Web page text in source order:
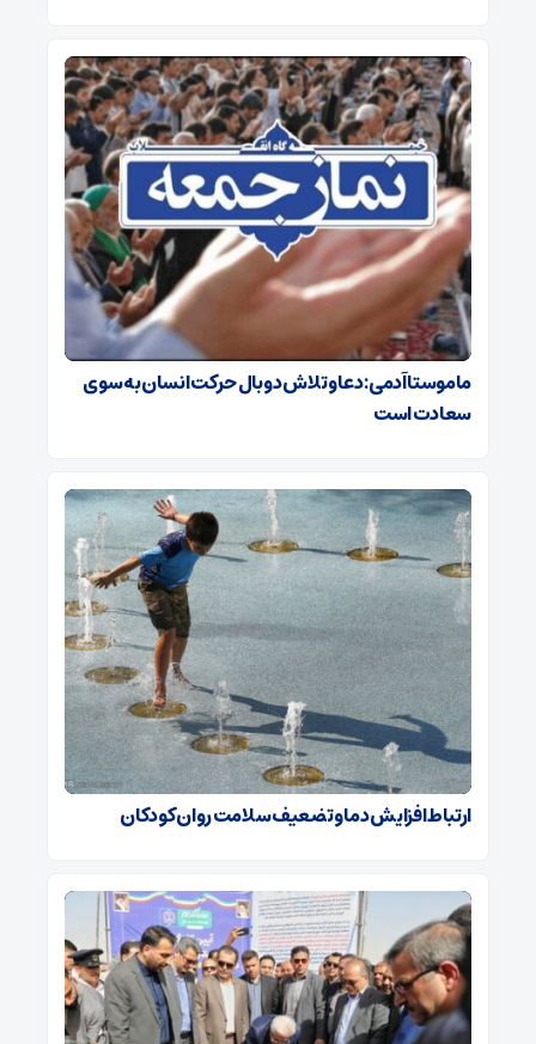
ماموستا آدمی: دعا و تلاش دو بال حرکت انسان به سوی
سعادت است
ارتباط افزایش دما و تضعیف سلامت روان کودکان